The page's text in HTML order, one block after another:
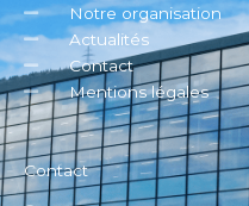
Notre organisation
Actualités
Contact
Mentions légales
Contact